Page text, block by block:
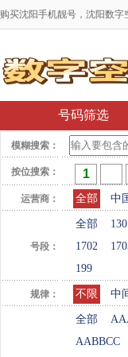
购买沈阳手机靓号，沈阳数字
号码筛选
模糊搜索：
按位搜索：
运营商： 全部 中
号段：
全部 130
1702
199
规律： 不限 中
全部
AABBCC